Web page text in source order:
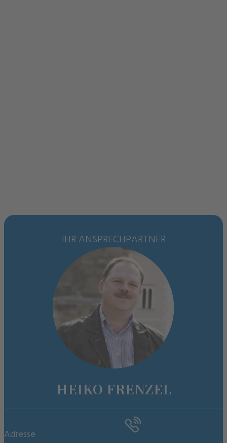
IHR ANSPRECHPARTNER
HEIKO FRENZEL
Adresse